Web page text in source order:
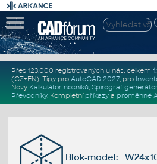
Přes 123.000 registrovaných u nás, celkem
(CZ+EN). Tipy pro AutoCAD 2027, pro
Nový Kalkulátor nosníků, Spirograf generátor
Převodníky. Kompletní příkazya proměnné
Blok-model: